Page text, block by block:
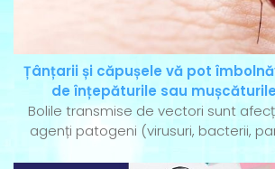
Țânțarii și căpușele vă pot
de înțepăturile sau
Bolile transmise de vectori sunt
agenți patogeni (virusuri, bacterii,